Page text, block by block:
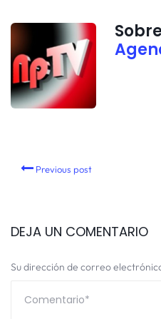
Previous post
DEJA UN COMENTARIO
Su dirección de correo